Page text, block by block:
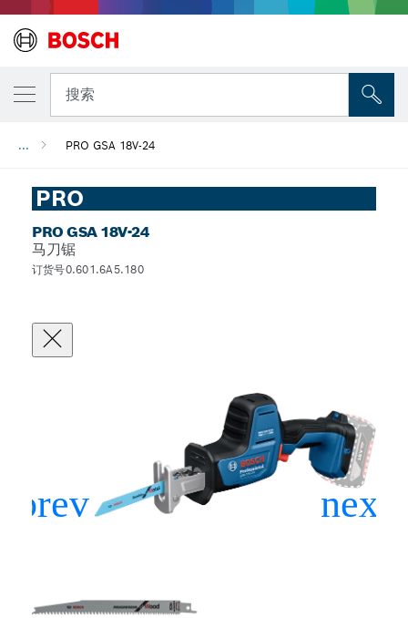
搜索
... PRO GSA 18V-24
PRO
PRO GSA 18V-24
马刀锯
订货号0.601.6A5.180